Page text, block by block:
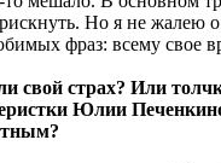
рискнуть. Но я не жалею
фраз: всему свое
свой страх? Или
Юлии